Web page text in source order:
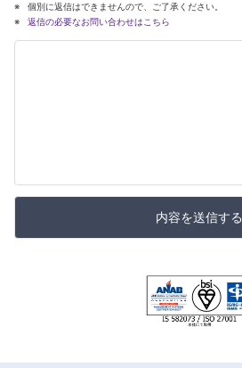
個別に返信はできませんので、ご了承ください。
返信の必要なお問い合わせはこちら
内容を送信する